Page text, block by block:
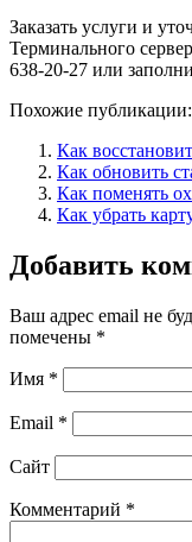
Заказать услуги и
Терминального
638-20-27 или
Похожие публикации:
Как
Как обновить
Как поменять
Как убрать
Добавить
Ваш адрес email не
помечены *
Имя *
Email *
Сайт
Комментарий *